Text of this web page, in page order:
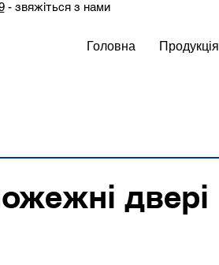
Головна Продукція
- звяжіться з нами
двері